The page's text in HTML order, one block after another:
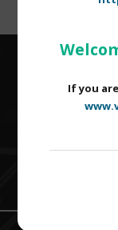
CÔTES D'ARMOR
If you